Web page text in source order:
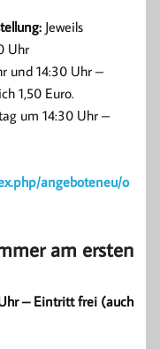
Jeweils
Uhr
und 14:30 Uhr –
1,50 Euro.
um 14:30 Uhr –
angeboteneu/o
am ersten
– Eintritt frei (auch